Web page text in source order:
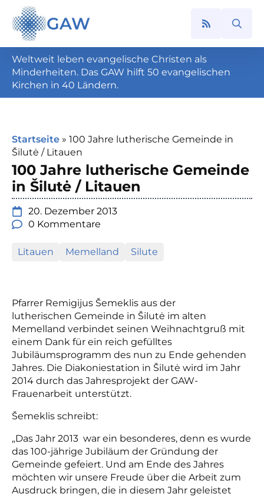
GAW
Search
Weltweit leben evangelische Christen als
Minderheiten. Das GAW hilft 50 evangelischen
Kirchen in 40 Ländern.
Startseite » 100 Jahre lutherische Gemeinde in
Šilutė / Litauen
100 Jahre lutherische Gemeinde
in Šilutė / Litauen
20. Dezember 2013
0 Kommentare
Litauen Memelland Silute
Pfarrer Remigijus Šemeklis aus der
lutherischen Gemeinde in Šilutė im alten
Memelland verbindet seinen Weihnachtgruß mit
einem Dank für ein reich gefülltes
Jubiläumsprogramm des nun zu Ende gehenden
Jahres. Die Diakoniestation in Šilutė wird im Jahr
2014 durch das Jahresprojekt der GAW-
Frauenarbeit unterstützt.
Šemeklis schreibt:
„Das Jahr 2013 war ein besonderes, denn es wurde
das 100-jährige Jubiläum der Gründung der
Gemeinde gefeiert. Und am Ende des Jahres
möchten wir unsere Freude über die Arbeit zum
Ausdruck bringen, die in diesem Jahr geleistet